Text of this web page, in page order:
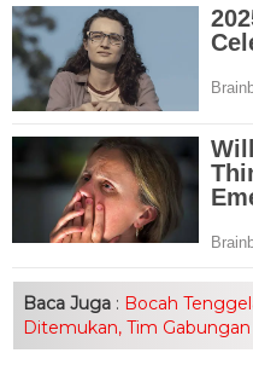
Baca Juga : Bocah
Ditemukan, Tim